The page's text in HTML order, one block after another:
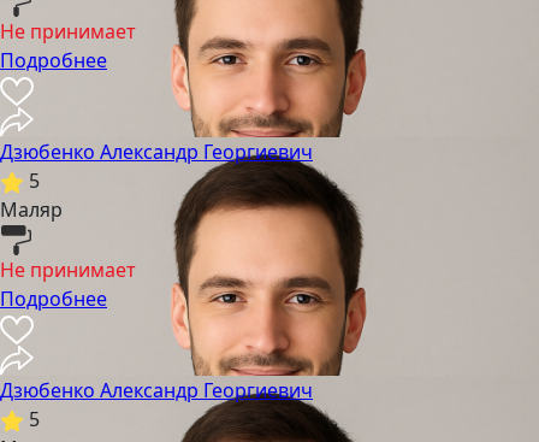
Не принимает
Подробнее
Дзюбенко Александр Георгиевич
5
Маляр
Не принимает
Подробнее
Дзюбенко Александр Георгиевич
5